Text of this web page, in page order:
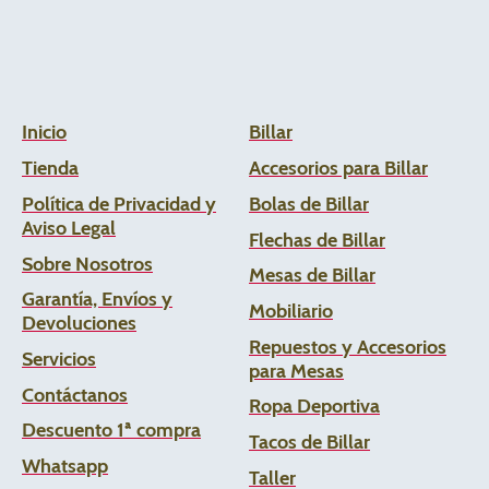
Inicio
Tienda
Política de Privacidad y
Aviso Legal
Sobre Nosotros
Garantía, Envíos y
Devoluciones
Servicios
Contáctanos
Descuento 1ª compra
Whatsapp
Billar
Accesorios para Billar
Bolas de Billar
Flechas de Billar
Mesas de Billar
Mobiliario
Repuestos y Accesorios
para Mesas
Ropa Deportiva
Tacos de Billar
Taller